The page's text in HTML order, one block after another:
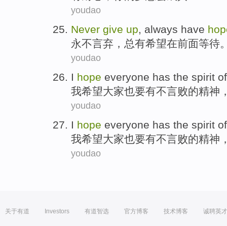
youdao
Never give up, always have
永不言弃 ， 总有希望在前面等待
youdao
I hope everyone has the spirit of
我希望大家也要有不言败的精神
youdao
I hope everyone has the spirit of
我希望大家也要有不言败的精神
youdao
关于有道 Investors 有道智选 官方博客 技术博客 诚聘英才